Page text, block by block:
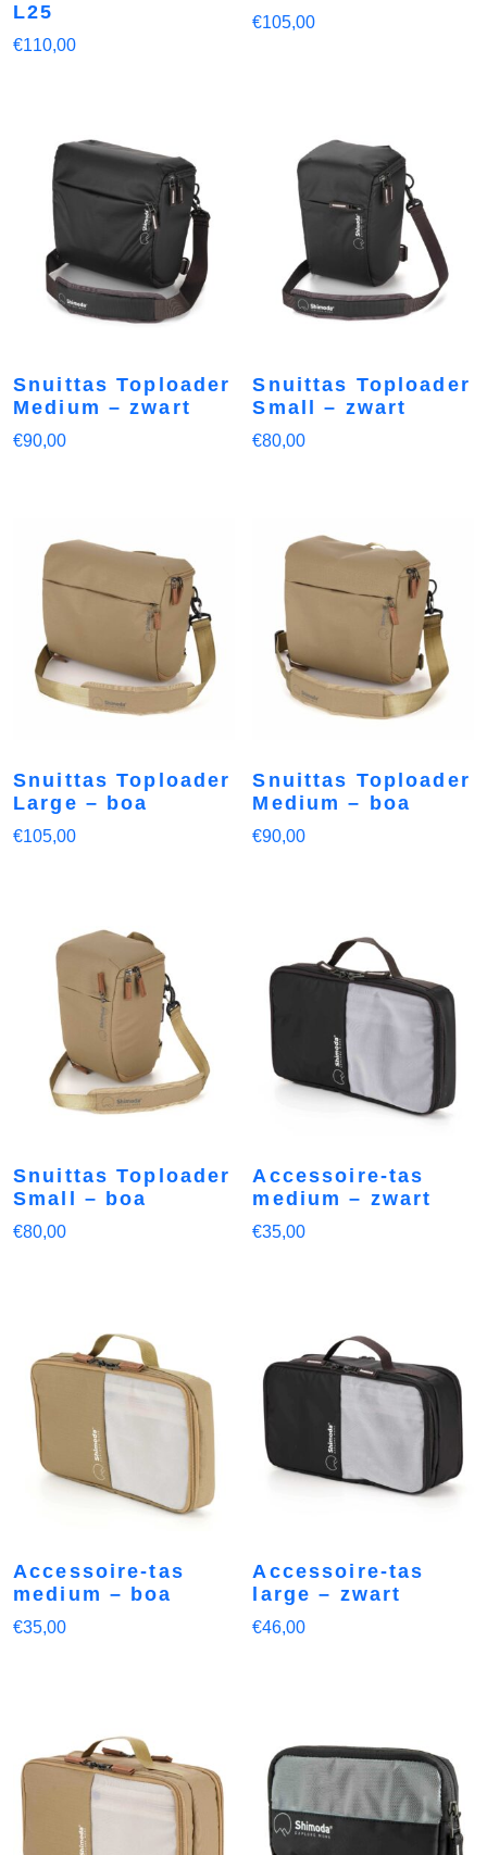
L25
€110,00
€105,00
Snuittas Toploader
Medium – zwart
€90,00
Snuittas Toploader
Small – zwart
€80,00
Snuittas Toploader
Large – boa
€105,00
Snuittas Toploader
Medium – boa
€90,00
Snuittas Toploader
Small – boa
€80,00
Accessoire-tas
medium – zwart
€35,00
Accessoire-tas
medium – boa
€35,00
Accessoire-tas
large – zwart
€46,00